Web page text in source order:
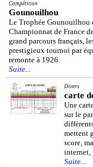
Compétition
Gounouilhou
Le Trophée Gounouilhou
Championnat de France
grand parcours français,
prestigieux tournoi par
remonte à 1926.
Suite...
Divers
carte
Une
sur le
mettent
score,
internet,
Suite...